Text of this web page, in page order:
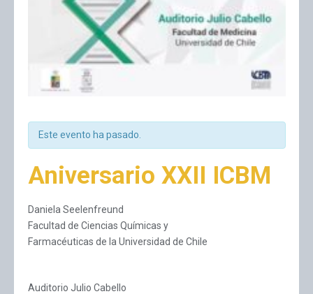
Este evento ha pasado.
Aniversario XXII ICBM
Daniela Seelenfreund
Facultad de Ciencias Químicas y
Farmacéuticas de la Universidad de Chile
Auditorio Julio Cabello